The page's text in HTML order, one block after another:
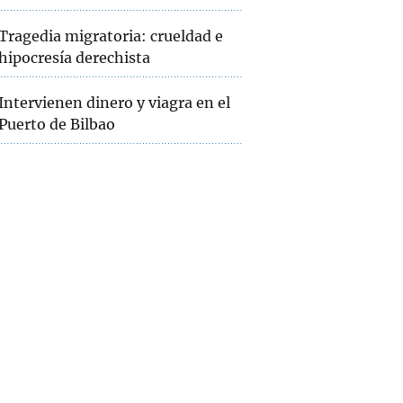
migratoria: crueldad e
derechista
dinero y viagra en el
de Bilbao